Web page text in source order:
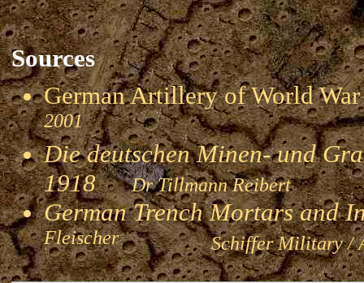
Sources
German Artillery of World
2001
Die deutschen Minen- und
1918Dr Tillmann Reibert
German Trench Mortars and
FleischerSchiffer Military /